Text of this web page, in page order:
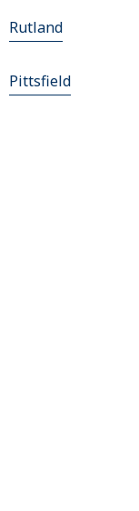
Rutland
Pittsfield